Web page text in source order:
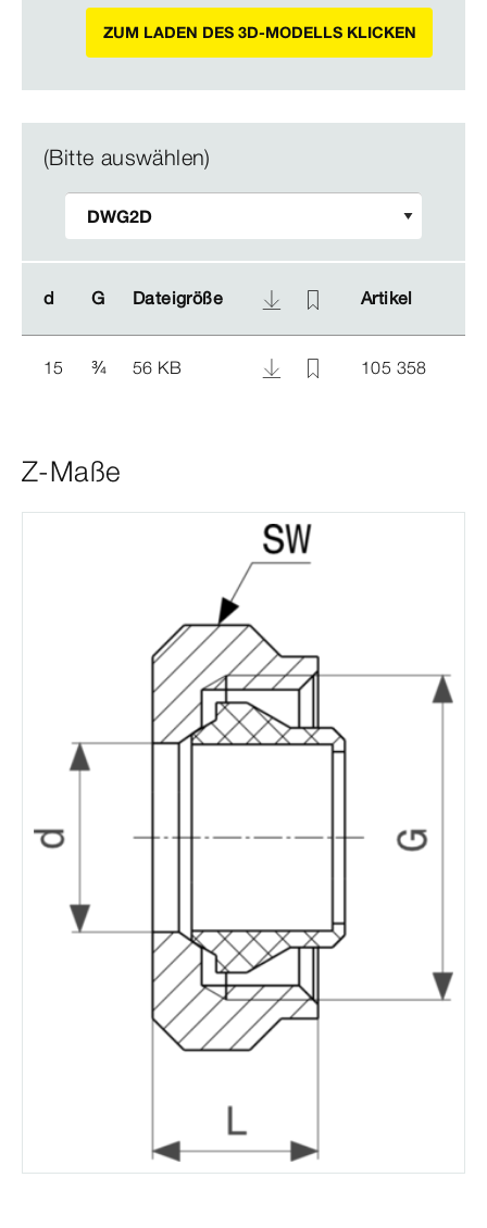
ZUM LADEN DES 3D-MODELLS KLICKEN
(Bitte auswählen)
d G Dateigröße Artikel
d G Dateigröße Artikel
15 ¾ 56 KB 105 358
Z-Maße